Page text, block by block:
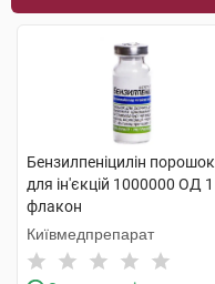
Бензилпеніцилін порошок
для ін'єкцій 1000000 ОД 1
флакон
Київмедпрепарат